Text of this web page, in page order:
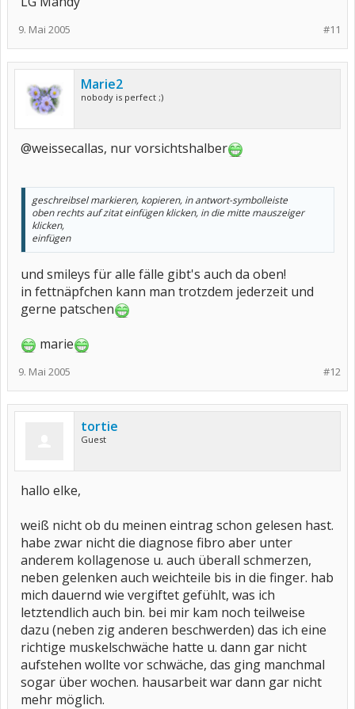
#11
9. Mai 2005
Marie2
nobody is perfect ;)
@weissecallas, nur vorsichtshalber
geschreibsel markieren, kopieren, in antwort-symbolleiste
oben rechts auf zitat einfügen klicken, in die mitte mauszeiger
klicken,
einfügen
und smileys für alle fälle gibt's auch da oben!
in fettnäpfchen kann man trotzdem jederzeit und
gerne patschen
marie
#12
9. Mai 2005
tortie
Guest
hallo elke,
weiß nicht ob du meinen eintrag schon gelesen hast.
habe zwar nicht die diagnose fibro aber unter
anderem kollagenose u. auch überall schmerzen,
neben gelenken auch weichteile bis in die finger. hab
mich dauernd wie vergiftet gefühlt, was ich
letztendlich auch bin. bei mir kam noch teilweise
dazu (neben zig anderen beschwerden) das ich eine
richtige muskelschwäche hatte u. dann gar nicht
aufstehen wollte vor schwäche, das ging manchmal
sogar über wochen. hausarbeit war dann gar nicht
mehr möglich.